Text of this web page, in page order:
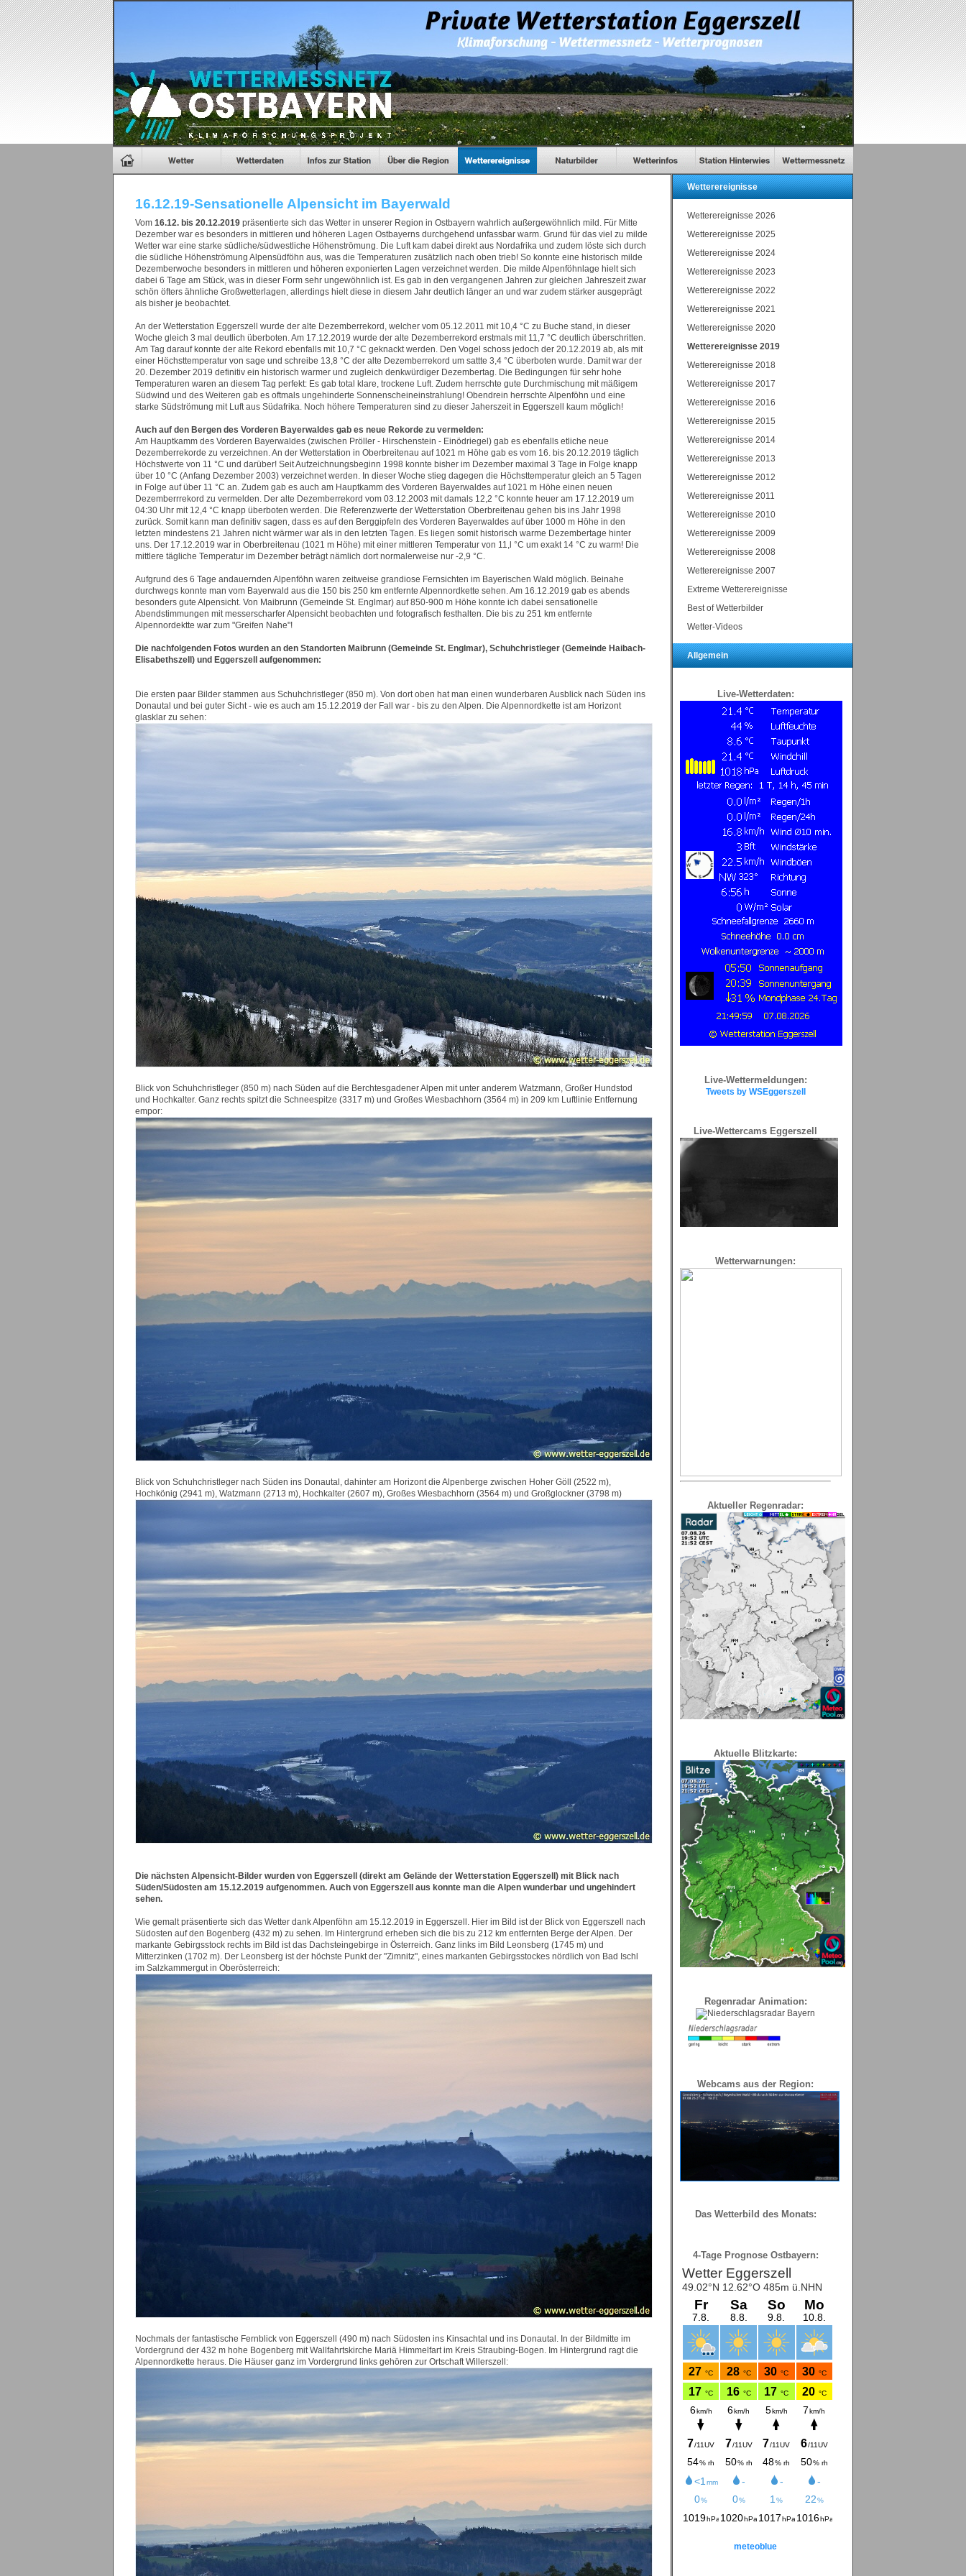
16.12.19-Sensationelle Alpensicht im Bayerwald
Vom 16.12. bis 20.12.2019 präsentierte sich das Wetter in unserer Region in Ostbayern wahrlich außergewöhnlich mild. Für Mitte
Dezember war es besonders in mittleren und höheren Lagen Ostbayerns durchgehend unfassbar warm. Grund für das viel zu milde
Wetter war eine starke südliche/südwestliche Höhenströmung. Die Luft kam dabei direkt aus Nordafrika und zudem löste sich durch
die südliche Höhenströmung Alpensüdföhn aus, was die Temperaturen zusätzlich nach oben trieb! So konnte eine historisch milde
Dezemberwoche besonders in mittleren und höheren exponierten Lagen verzeichnet werden. Die milde Alpenföhnlage hielt sich
dabei 6 Tage am Stück, was in dieser Form sehr ungewöhnlich ist. Es gab in den vergangenen Jahren zur gleichen Jahreszeit zwar
schön öfters ähnliche Großwetterlagen, allerdings hielt diese in diesem Jahr deutlich länger an und war zudem stärker ausgeprägt
als bisher je beobachtet.
An der Wetterstation Eggerszell wurde der alte Dezemberrekord, welcher vom 05.12.2011 mit 10,4 °C zu Buche stand, in dieser
Woche gleich 3 mal deutlich überboten. Am 17.12.2019 wurde der alte Dezemberrekord erstmals mit 11,7 °C deutlich überschritten.
Am Tag darauf konnte der alte Rekord ebenfalls mit 10,7 °C geknackt werden. Den Vogel schoss jedoch der 20.12.2019 ab, als mit
einer Höchsttemperatur von sage und schreibe 13,8 °C der alte Dezemberrekord um sattte 3,4 °C überboten wurde. Damit war der
20. Dezember 2019 definitiv ein historisch warmer und zugleich denkwürdiger Dezembertag. Die Bedingungen für sehr hohe
Temperaturen waren an diesem Tag perfekt: Es gab total klare, trockene Luft. Zudem herrschte gute Durchmischung mit mäßigem
Südwind und des Weiteren gab es oftmals ungehinderte Sonnenscheineinstrahlung! Obendrein herrschte Alpenföhn und eine
starke Südströmung mit Luft aus Südafrika. Noch höhere Temperaturen sind zu dieser Jaherszeit in Eggerszell kaum möglich!
Auch auf den Bergen des Vorderen Bayerwaldes gab es neue Rekorde zu vermelden:
Am Hauptkamm des Vorderen Bayerwaldes (zwischen Pröller - Hirschenstein - Einödriegel) gab es ebenfalls etliche neue
Dezemberrekorde zu verzeichnen. An der Wetterstation in Oberbreitenau auf 1021 m Höhe gab es vom 16. bis 20.12.2019 täglich
Höchstwerte von 11 °C und darüber! Seit Aufzeichnungsbeginn 1998 konnte bisher im Dezember maximal 3 Tage in Folge knapp
über 10 °C (Anfang Dezember 2003) verzeichnet werden. In dieser Woche stieg dagegen die Höchsttemperatur gleich an 5 Tagen
in Folge auf über 11 °C an. Zudem gab es auch am Hauptkamm des Vorderen Bayerwaldes auf 1021 m Höhe einen neuen
Dezemberrrekord zu vermelden. Der alte Dezemberrekord vom 03.12.2003 mit damals 12,2 °C konnte heuer am 17.12.2019 um
04:30 Uhr mit 12,4 °C knapp überboten werden. Die Referenzwerte der Wetterstation Oberbreitenau gehen bis ins Jahr 1998
zurück. Somit kann man definitiv sagen, dass es auf den Berggipfeln des Vorderen Bayerwaldes auf über 1000 m Höhe in den
letzten mindestens 21 Jahren nicht wärmer war als in den letzten Tagen. Es liegen somit historisch warme Dezembertage hinter
uns. Der 17.12.2019 war in Oberbreitenau (1021 m Höhe) mit einer mittleren Temperatur von 11,l °C um exakt 14 °C zu warm! Die
mittlere tägliche Temperatur im Dezember beträgt nämlich dort normalerweise nur -2,9 °C.
Aufgrund des 6 Tage andauernden Alpenföhn waren zeitweise grandiose Fernsichten im Bayerischen Wald möglich. Beinahe
durchwegs konnte man vom Bayerwald aus die 150 bis 250 km entfernte Alpennordkette sehen. Am 16.12.2019 gab es abends
besonders gute Alpensicht. Von Maibrunn (Gemeinde St. Englmar) auf 850-900 m Höhe konnte ich dabei sensationelle
Abendstimmungen mit messerscharfer Alpensicht beobachten und fotografisch festhalten. Die bis zu 251 km entfernte
Alpennordektte war zum "Greifen Nahe"!
Die nachfolgenden Fotos wurden an den Standorten Maibrunn (Gemeinde St. Englmar), Schuhchristleger (Gemeinde Haibach-
Elisabethszell) und Eggerszell aufgenommen:
Die ersten paar Bilder stammen aus Schuhchristleger (850 m). Von dort oben hat man einen wunderbaren Ausblick nach Süden ins
Donautal und bei guter Sicht - wie es auch am 15.12.2019 der Fall war - bis zu den Alpen. Die Alpennordkette ist am Horizont
glasklar zu sehen:
Blick von Schuhchristleger (850 m) nach Süden auf die Berchtesgadener Alpen mit unter anderem Watzmann, Großer Hundstod
und Hochkalter. Ganz rechts spitzt die Schneespitze (3317 m) und Großes Wiesbachhorn (3564 m) in 209 km Luftlinie Entfernung
empor:
Blick von Schuhchristleger nach Süden ins Donautal, dahinter am Horizont die Alpenberge zwischen Hoher Göll (2522 m),
Hochkönig (2941 m), Watzmann (2713 m), Hochkalter (2607 m), Großes Wiesbachhorn (3564 m) und Großglockner (3798 m)
Die nächsten Alpensicht-Bilder wurden von Eggerszell (direkt am Gelände der Wetterstation Eggerszell) mit Blick nach
Süden/Südosten am 15.12.2019 aufgenommen. Auch von Eggerszell aus konnte man die Alpen wunderbar und ungehindert
sehen.
Wie gemalt präsentierte sich das Wetter dank Alpenföhn am 15.12.2019 in Eggerszell. Hier im Bild ist der Blick von Eggerszell nach
Südosten auf den Bogenberg (432 m) zu sehen. Im Hintergrund erheben sich die bis zu 212 km entfernten Berge der Alpen. Der
markante Gebirgsstock rechts im Bild ist das Dachsteingebirge in Österreich. Ganz links im Bild Leonsberg (1745 m) und
Mitterzinken (1702 m). Der Leonsberg ist der höchste Punkt der "Zimnitz", eines markanten Gebirgsstockes nördlich von Bad Ischl
im Salzkammergut in Oberösterreich:
Nochmals der fantastische Fernblick von Eggerszell (490 m) nach Südosten ins Kinsachtal und ins Donautal. In der Bildmitte im
Vordergrund der 432 m hohe Bogenberg mit Wallfahrtskirche Mariä Himmelfart im Kreis Straubing-Bogen. Im Hintergrund ragt die
Alpennordkette heraus. Die Häuser ganz im Vordergrund links gehören zur Ortschaft Willerszell:
Wetterereignisse
Wetterereignisse 2026
Wetterereignisse 2025
Wetterereignisse 2024
Wetterereignisse 2023
Wetterereignisse 2022
Wetterereignisse 2021
Wetterereignisse 2020
Wetterereignisse 2019
Wetterereignisse 2018
Wetterereignisse 2017
Wetterereignisse 2016
Wetterereignisse 2015
Wetterereignisse 2014
Wetterereignisse 2013
Wetterereignisse 2012
Wetterereignisse 2011
Wetterereignisse 2010
Wetterereignisse 2009
Wetterereignisse 2008
Wetterereignisse 2007
Extreme Wetterereignisse
Best of Wetterbilder
Wetter-Videos
Allgemein
Live-Wetterdaten:
Live-Wettermeldungen:
Tweets by WSEggerszell
Live-Wettercams Eggerszell
Wetterwarnungen:
Aktueller Regenradar:
Aktuelle Blitzkarte:
Regenradar Animation:
Webcams aus der Region:
Das Wetterbild des Monats:
4-Tage Prognose Ostbayern:
meteoblue